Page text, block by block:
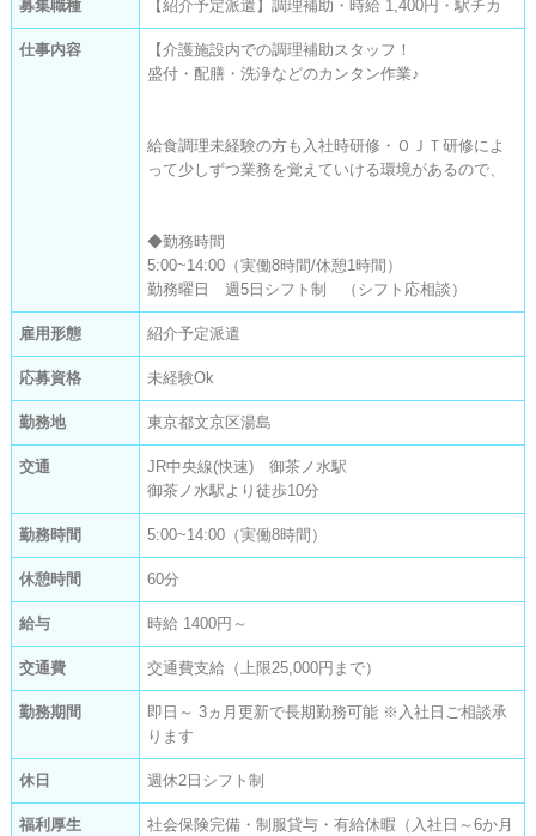
募集職種 【紹介予定派遣】調理補助・時給 1,400円・駅チカ
仕事内容
【介護施設内での調理補助スタッフ！
盛付・配膳・洗浄などのカンタン作業♪
給食調理未経験の方も入社時研修・ＯＪＴ研修によ
って少しずつ業務を覚えていける環境があるので、
◆勤務時間
5:00~14:00（実働8時間/休憩1時間）
勤務曜日　週5日シフト制　（シフト応相談）
雇用形態 紹介予定派遣
応募資格 未経験Ok
勤務地 東京都文京区湯島
交通
JR中央線(快速) 御茶ノ水駅
御茶ノ水駅より徒歩10分
勤務時間 5:00~14:00（実働8時間）
休憩時間 60分
給与 時給 1400円～
交通費 交通費支給（上限25,000円まで）
勤務期間
即日～ 3ヵ月更新で長期勤務可能 ※入社日ご相談承
ります
休日 週休2日シフト制
福利厚生
社会保険完備・制服貸与・有給休暇（入社日～6か月